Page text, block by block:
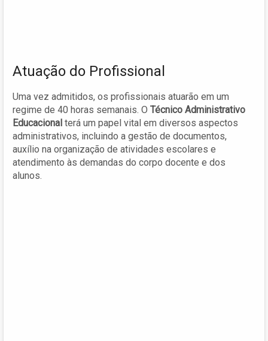
Atuação do Profissional
Uma vez admitidos, os profissionais atuarão em um
regime de 40 horas semanais. O Técnico Administrativo
Educacional terá um papel vital em diversos aspectos
administrativos, incluindo a gestão de documentos,
auxílio na organização de atividades escolares e
atendimento às demandas do corpo docente e dos
alunos.